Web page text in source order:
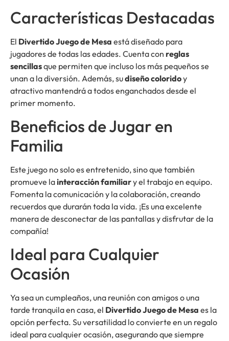
Características Destacadas
El Divertido Juego de Mesa está diseñado para
jugadores de todas las edades. Cuenta con reglas
sencillasque permiten que incluso los más pequeños se
unan a la diversión. Además, sudiseño coloridoy
atractivo mantendrá a todos enganchados desde el
primer momento.
Beneficios de Jugar en
Familia
Este juego no solo es entretenido, sino que también
promueve lainteracción familiary el trabajo en equipo.
Fomenta la comunicación y la colaboración, creando
recuerdos que durarán toda la vida. ¡Es una excelente
manera de desconectar de las pantallas y disfrutar de la
compañía!
Ideal para Cualquier
Ocasión
Ya sea un cumpleaños, una reunión con amigos o una
tarde tranquila en casa, el Divertido Juego de Mesa es la
opción perfecta. Su versatilidad lo convierte en un regalo
ideal para cualquier ocasión, asegurando que siempre